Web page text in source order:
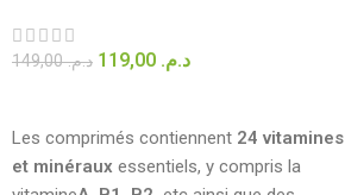
د.م.149,00 د.م.
Les comprimés contiennent 24 vitamines
et minéraux essentiels, y compris la